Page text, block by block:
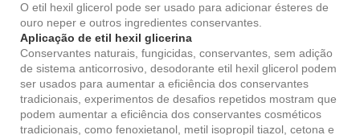
O etil hexil glicerol pode ser usado para adicionar ésteres de
ouro neper e outros ingredientes conservantes.
Aplicação de etil hexil glicerina
Conservantes naturais, fungicidas, conservantes, sem adição
de sistema anticorrosivo, desodorante etil hexil glicerol podem
ser usados ​​para aumentar a eficiência dos conservantes
tradicionais, experimentos de desafios repetidos mostram que
podem aumentar a eficiência dos conservantes cosméticos
tradicionais, como fenoxietanol, metil isopropil tiazol, cetona e